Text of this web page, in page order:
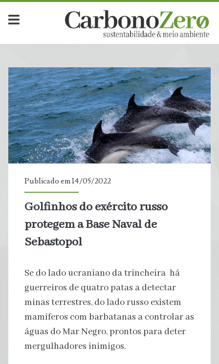
Publicado em 14/05/2022
Golfinhos do exército russo
protegem a Base Naval de
Sebastopol
Se do lado ucraniano da trincheira há
guerreiros de quatro patas a detectar
minas terrestres, do lado russo existem
mamíferos com barbatanas a controlar as
águas do Mar Negro, prontos para deter
mergulhadores inimigos.